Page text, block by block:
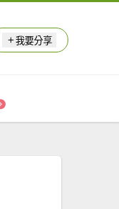
我要分享